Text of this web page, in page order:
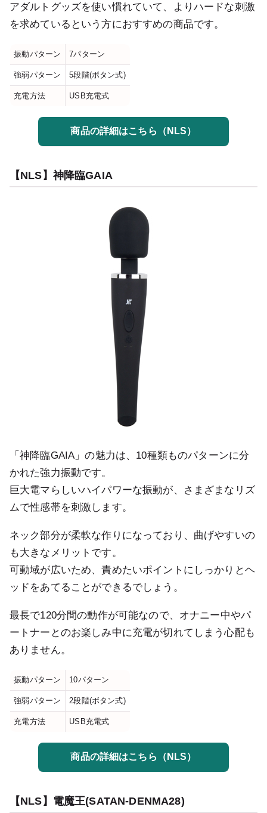
アダルトグッズを使い慣れていて、よりハードな刺激
を求めているという方におすすめの商品です。
振動パターン 7パターン
強弱パターン 5段階(ボタン式)
充電方法 USB充電式
商品の詳細はこちら（NLS）
【NLS】神降臨GAIA
「神降臨GAIA」の魅力は、10種類ものパターンに分
かれた強力振動です。
巨大電マらしいハイパワーな振動が、さまざまなリズ
ムで性感帯を刺激します。
ネック部分が柔軟な作りになっており、曲げやすいの
も大きなメリットです。
可動域が広いため、責めたいポイントにしっかりとヘ
ッドをあてることができるでしょう。
最長で120分間の動作が可能なので、オナニー中やパ
ートナーとのお楽しみ中に充電が切れてしまう心配も
ありません。
振動パターン 10パターン
強弱パターン 2段階(ボタン式)
充電方法 USB充電式
商品の詳細はこちら（NLS）
【NLS】電魔王(SATAN-DENMA28)